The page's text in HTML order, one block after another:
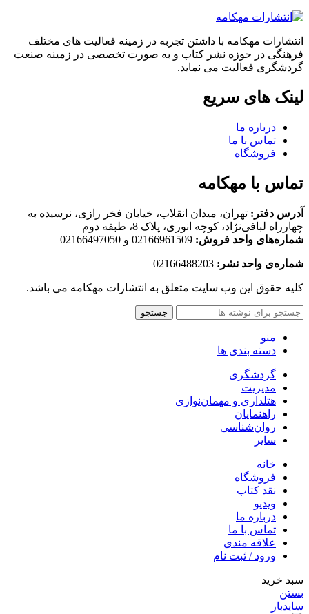
انتشارات مهکامه با داشتن تجربه در زمینه فعالیت های مختلف
فرهنگی در حوزه نشر کتاب و به صورت تخصصی در زمینه صنعت
گردشگری فعالیت می نماید.
لینک های سریع
درباره ما
تماس با ما
فروشگاه
تماس با مهکامه
آدرس دفتر: تهران، میدان انقلاب، خیابان فخر رازی، نرسیده به
چهارراه لبافی‌نژاد، کوچه انوری، پلاک 8، طبقه دوم
شماره‌های واحد فروش: 02166961509 و 02166497050
شماره‌‌ی واحد نشر:
کلیه حقوق این وب سایت متعلق به انتشارات مهکامه می باشد.
جستجو
منو
دسته بندی ها
گردشگری
مدیریت
هتلداری و مهمان‌نوازی
راهنمایان
روان‌شناسی
سایر
خانه
فروشگاه
نقد کتاب
ویدیو
درباره‌ ما
تماس با ما
علاقه مندی
ورود / ثبت نام
سبد خرید
بستن
سایدبار